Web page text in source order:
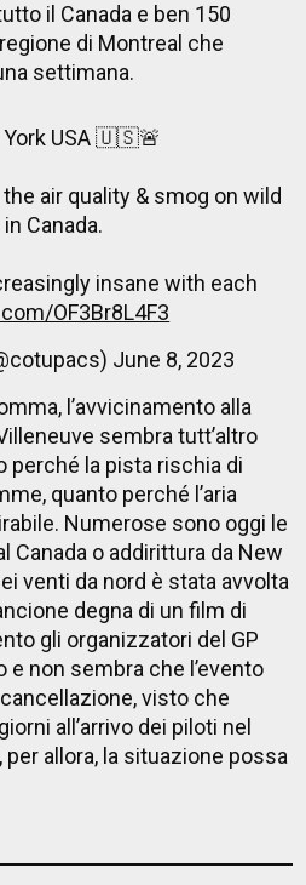
il Canada e ben 150
di Montreal che
settimana.
USA 🇺🇸🚨
air quality & smog on wild
Canada.
insane with each
OF3Br8L4F3
June 8, 2023
l’avvicinamento alla
sembra tutt’altro
perché la pista rischia di
quanto perché l’aria
Numerose sono oggi le
Canada o addirittura da New
venti da nord è stata avvolta
degna di un film di
gli organizzatori del GP
non sembra che l’evento
visto che
all’arrivo dei piloti nel
allora, la situazione possa